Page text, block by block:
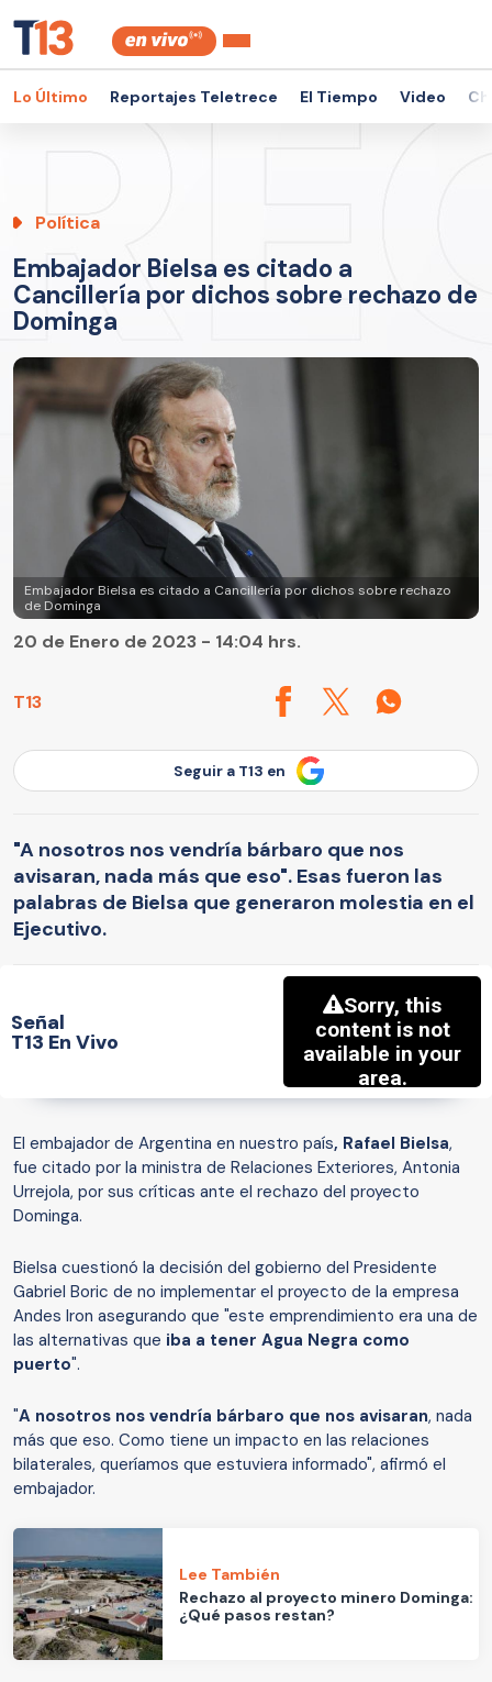
Lo Último Reportajes Teletrece El Tiempo Video
Política
Embajador Bielsa es citado a
Cancillería por dichos sobre rechazo de
Dominga
Embajador Bielsa es citado a Cancillería por dichos sobre rechazo
de Dominga
T13
20 de Enero de 2023 - 14:04 hrs.
Seguir a T13 en
"A nosotros nos vendría bárbaro que nos
avisaran, nada más que eso". Esas fueron las
palabras de Bielsa que generaron molestia en el
Ejecutivo.
Señal
T13 En Vivo
El embajador de Argentina en nuestro país, Rafael Bielsa,
fue citado por la ministra de Relaciones Exteriores, Antonia
Urrejola, por sus críticas ante el rechazo del proyecto
Dominga.
Bielsa cuestionó la decisión del gobierno del Presidente
Gabriel Boric de no implementar el proyecto de la empresa
Andes Iron asegurando que "este emprendimiento era una de
las alternativas que iba a tener Agua Negra como
puerto".
"A nosotros nos vendría bárbaro que nos avisaran, nada
más que eso. Como tiene un impacto en las relaciones
bilaterales, queríamos que estuviera informado", afirmó el
embajador.
Lee También
Rechazo al proyecto minero Dominga:
¿Qué pasos restan?